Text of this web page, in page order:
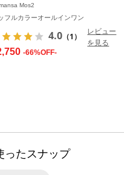
Mos2
フルカラーオールインワン
4.0 （1）
レビュー
を見る
-66%OFF-
ったスナップ